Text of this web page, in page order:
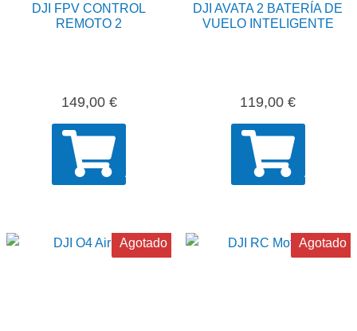
DJI FPV CONTROL
REMOTO 2
149,00 €
AÑADIR
DJI AVATA 2 BATERÍA DE
VUELO INTELIGENTE
119,00€
AÑADIR
Agotado Agotado